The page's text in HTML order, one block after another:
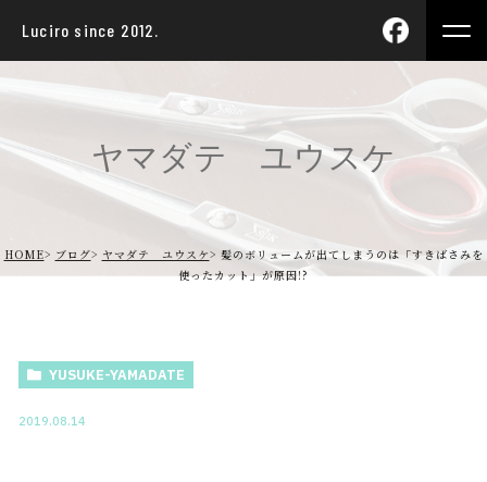
Luciro since 2012.
ヤマダテ ユウスケ
HOME ブログ ヤマダテ ユウスケ
髪のボリュームが出てしまうのは「すきばさみを
使ったカット」が原因!?
YUSUKE-YAMADATE
2019.08.14